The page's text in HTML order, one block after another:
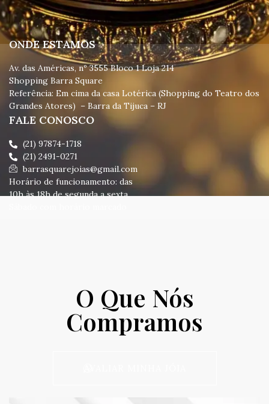
ONDE ESTAMOS
Av. das Américas, nº 3555 Bloco 1 Loja 214
Shopping Barra Square
Referência: Em cima da casa Lotérica (Shopping do Teatro dos
Grandes Atores) – Barra da Tijuca – RJ
FALE CONOSCO
(21) 97874-1718
(21) 2491-0271
barrasquarejoias@gmail.com
Horário de funcionamento: das
10h às 18h de segunda a sexta.
O Que Nós
Compramos